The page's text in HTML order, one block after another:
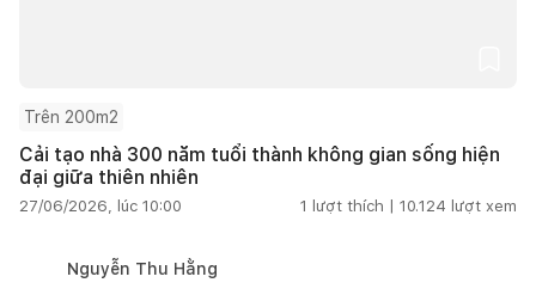
Trên 200m2
Cải tạo nhà 300 năm tuổi thành không gian sống hiện
đại giữa thiên nhiên
27/06/2026, lúc 10:00 1 lượt thích | 10.124 lượt xem
Nguyễn Thu Hằng